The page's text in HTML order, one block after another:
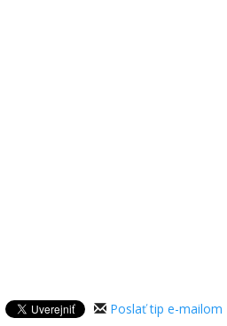
Poslať tip e-mailom